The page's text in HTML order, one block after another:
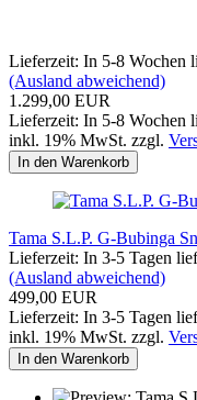
Lieferzeit: In 5-8 Wochen
(Ausland abweichend)
1.299,00 EUR
Lieferzeit: In 5-8 Wochen
inkl. 19% MwSt. zzgl.
In den Warenkorb
Tama S.L.P. G-Bubinga
Lieferzeit: In 3-5 Tagen
(Ausland abweichend)
499,00 EUR
Lieferzeit: In 3-5 Tagen
inkl. 19% MwSt. zzgl.
In den Warenkorb